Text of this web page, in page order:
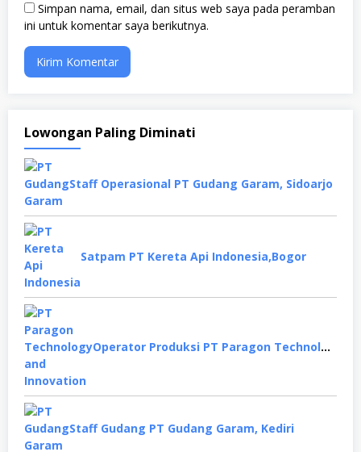
Simpan nama, email, dan situs web saya pada peramban
ini untuk komentar saya berikutnya.
Lowongan Paling Diminati
Staff Operasional PT Gudang Garam, Sidoarjo
Satpam PT Kereta Api Indonesia,Bogor
Operator Produksi PT Paragon Technology and Innovation, Tangerang
Staff Gudang PT Gudang Garam, Kediri